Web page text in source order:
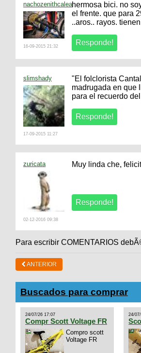
nachozenithcalea
16-09-2015 21:32
hermosa bici. no
el frente. que para
..aros.. rayos.
slimshady
17-09-2015 11:27
"El folclorista
madrugada en que
para el recuerdo
zuricata
02-12-2016 09:38
Muy linda che,
Para escribir COMENTARIOS
ANTERIOR
Buscados para comprar
24/07/26 17:07
Compr Scott Voltage FR
Compro scott
Voltage FR
24/